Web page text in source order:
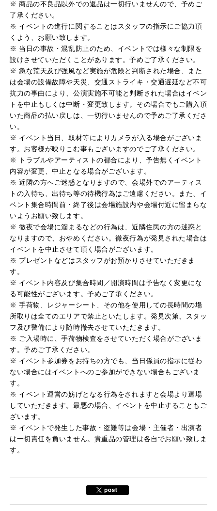
※ 商品の不良品以外での返品は一切行いませんので、予めご
了承ください。
※ イベントの進行に関することはスタッフの指示にご協力頂
くよう、お願い致します。
※ 当日の事故・混乱防止のため、イベントでは様々な制限を
設けさせていただくことがあります。予めご了承ください。
※ 急な荒天及び強風など実施が危険と判断された場合、また
は会場の設備故障や天災、交通ストライキ・交通遅延など不可
抗力の事由により、公演実施不可能と判断された場合はイベン
トを中止もしくは中断・変更致します。その場合でもご購入頂
いた商品の払い戻しは、一切行いませんので予めご了承くださ
い。
※ イベント当日、取材等によりカメラが入る場合がございま
す。お客様が映りこむ事もございますのでご了承ください。
※ トラブルやアーティストの都合により、予告無くイベント
内容が変更、中止となる場合がございます。
※ 近隣の方へご迷惑となりますので、会場外でのアーティス
トの入待ち、出待ち等の待機行為はご遠慮ください。また、イ
ベント集合時間前・終了後は会場施設内や会場付近に留まらな
いようお願い致します。
※ 徹夜で会場に溜まるなどの行為は、近隣住民の方の迷惑と
なりますので、おやめください。徹夜行為が発見された場合は
イベントを中止させて頂く場合がございます。
※ プレゼントなどはスタッフがお預かりさせていただきま
す。
※ イベント内容及び集合時間／開演時間は予告なく変更にな
る可能性がございます。予めご了承ください。
※ 手荷物、レジャーシート、その他を使用しての長時間の場
所取りは全てのエリアで禁止といたします。発見次第、スタッ
フ及び警備により随時撤去させていただきます。
※ ご入場時に、手荷物検査をさせていただく場合がございま
す。予めご了承ください。
※ イベント参加券をお持ちの方でも、当日係員の指示に従わ
ない場合にはイベントへのご参加ができない場合もございま
す。
※ イベント運営の妨げとなる行為をされますと会場より退場
していただきます。最悪の場合、イベントを中止することもご
ざいます。
※ イベントで発生した事故・盗難等は会場・主催者・出演者
は一切責任を負いません。貴重品の管理は各自でお願い致しま
す。